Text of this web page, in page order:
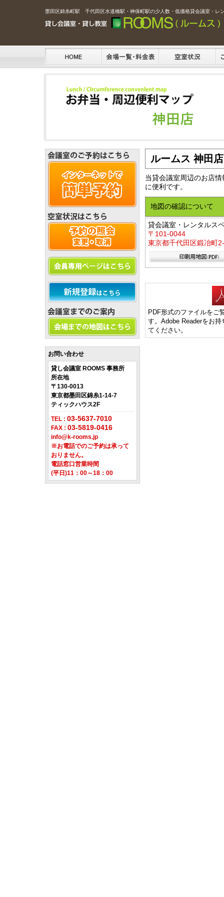
墨田区錦糸町駅 千代田区水道橋駅・神保町駅の少人数・低価格貸会議室・レ
お問い合わせ
貸し会議室 ROOMS 事務所
所在地
〒130-0013
東京都墨田区錦糸1-14-7
ティックハウス2F
TEL : 03-5637-7010
FAX : 03-5819-0416
info@k-rooms.jp
※お電話でのご予約は承って
おりません。
電話窓口営業時間
(平日)11：00～18：00
ルームス 神田
当貸会議室周辺のお店
に便利です。
地図の確認について
貸会議室・レンタルス
〒101-0044
東京都千代田区鍛冶町
PDF形式のファイルをご
す。Adobe Readerをお
てください。